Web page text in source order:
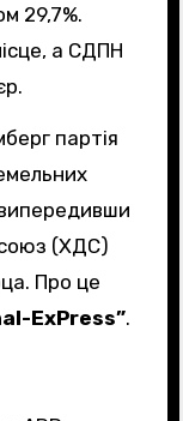
29,7%.
а СДПН
(ХДС)
Про це
ExPress”.